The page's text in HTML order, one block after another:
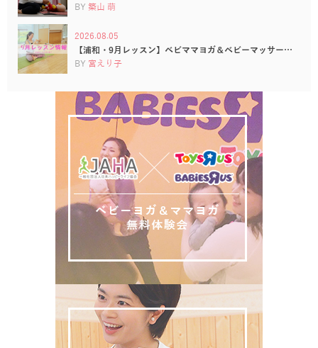
BY 築山 萌
2026.08.05
【浦和・9月レッスン】ベビママヨガ＆ベビーマッサー…
BY 宮えり子